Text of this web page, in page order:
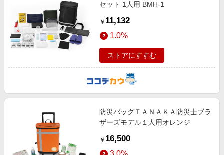
セット 1人用 BMH-1
￥ 11,132
1.0%
ストアにすすむ
防災バッグＴＡＮＡＫＡ防災士ブラ
ザーズモデル１人用オレンジ
￥ 16,500